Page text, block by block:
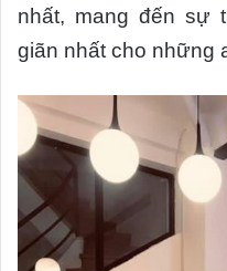
nhất, mang đến sự
giãn nhất cho những